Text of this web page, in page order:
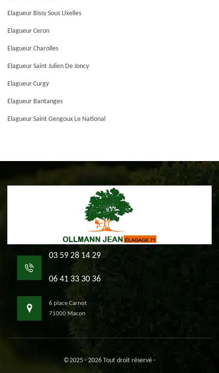
Elagueur Bissy Sous Uxelles
Elagueur Ceron
Elagueur Charolles
Elagueur Saint Julien De Joncy
Elagueur Curgy
Elagueur Bantanges
Elagueur Saint Gengoux Le National
03 59 28 14 29
06 41 33 30 36
6 place Carnot
71000 Macon
©2025 - 2026 Tout droit réservé -